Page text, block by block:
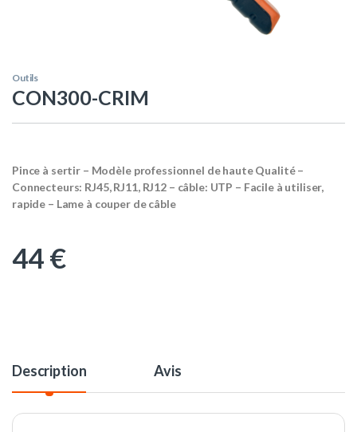
Outils
CON300-CRIM
Pince à sertir – Modèle professionnel de haute Qualité –
Connecteurs: RJ45, RJ11, RJ12 – câble: UTP – Facile à utiliser,
rapide – Lame à couper de câble
44€
Description Avis